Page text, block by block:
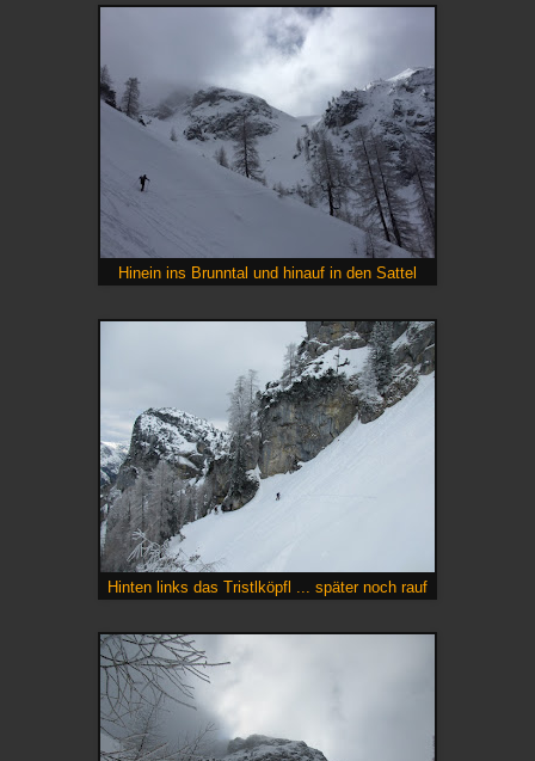
Hinein ins Brunntal und hinauf in den Sattel
Hinten links das Tristlköpfl ... später noch rauf